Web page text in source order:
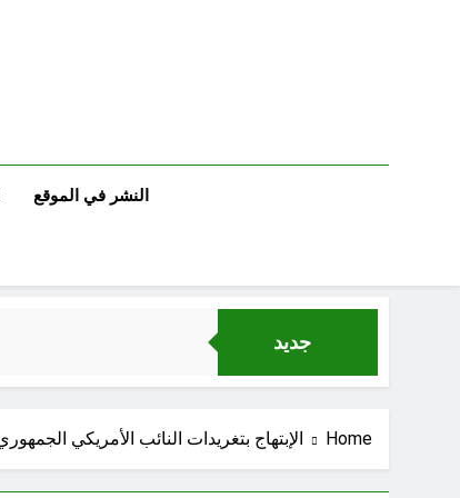
النشر في الموقع
جديد
Home الإبتهاج بتغريدات النائب الأمريكي